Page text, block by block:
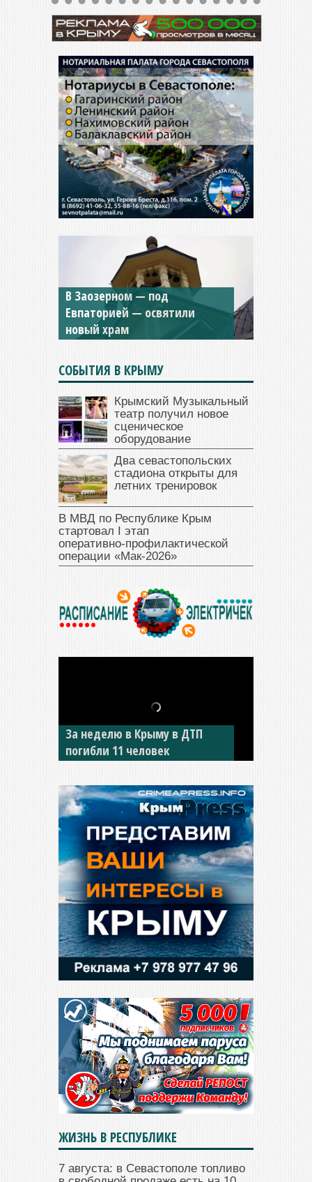
Мужской монастырь Косьмы
и Дамиана в Крыму вновь
открыт для посещения
СОБЫТИЯ В КРЫМУ
Крымский Музыкальный
театр получил новое
сценическое
оборудование
Два севастопольских
стадиона открыты для
летних тренировок
В МВД по Республике Крым
стартовал I этап
оперативно‑профилактической
операции «Мак‑2026»
В Джанкое водитель ВАЗа
сбил двух детей на «зебре»
ЖИЗНЬ В РЕСПУБЛИКЕ
7 августа: в Севастополе топливо